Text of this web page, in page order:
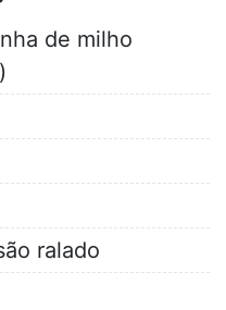
de milho
ralado